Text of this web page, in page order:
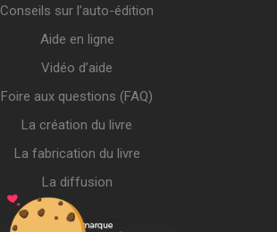
Conseils sur l’auto-édition
Aide en ligne
Vidéo d’aide
Foire aux questions (FAQ)
La création du livre
La fabrication du livre
La diffusion